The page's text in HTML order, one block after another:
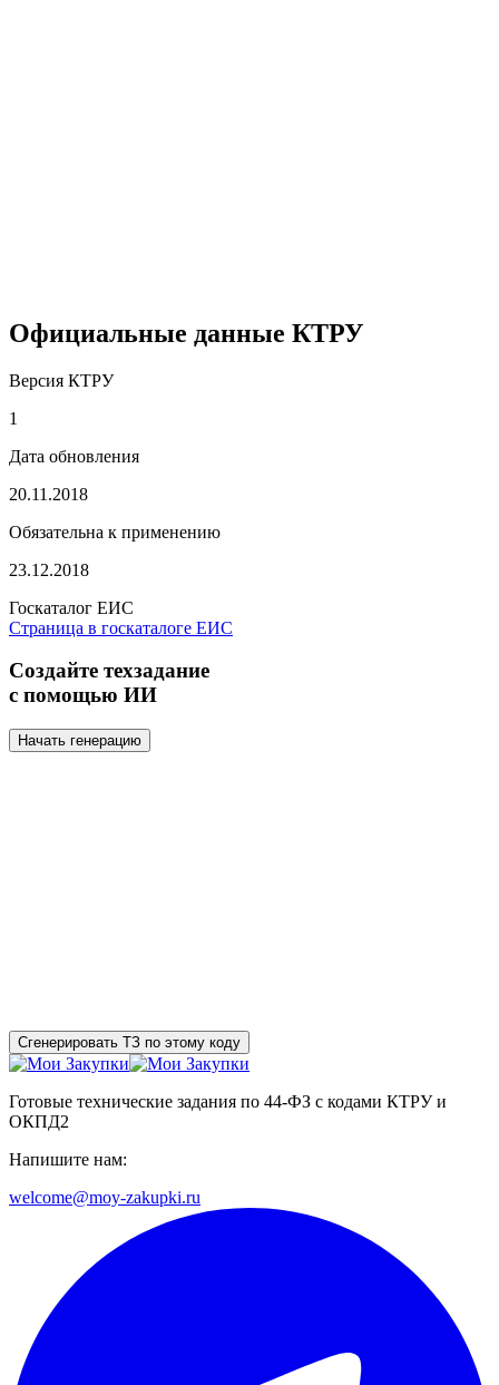
Официальные данные КТРУ
Версия КТРУ
1
Дата обновления
20.11.2018
Обязательна к применению
23.12.2018
Госкаталог ЕИС
Страница в госкаталоге ЕИС
Создайте техзадание
с помощью ИИ
Начать генерацию
Сгенерировать ТЗ по этому коду
Готовые технические задания по 44-ФЗ с кодами КТРУ и
ОКПД2
Напишите нам:
welcome@moy-zakupki.ru